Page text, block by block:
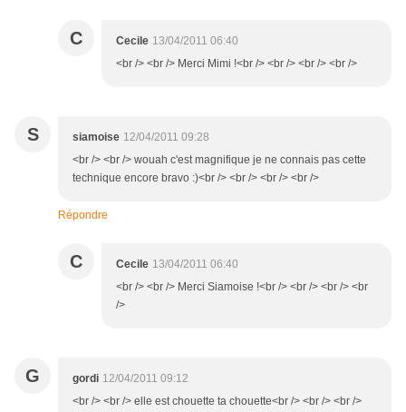
C Cecile 13/04/2011 06:40
<br /> <br /> Merci Mimi !<br /> <br /> <br /> <br />
S siamoise 12/04/2011 09:28
<br /> <br /> wouah c'est magnifique je ne connais pas cette
technique encore bravo :)<br /> <br /> <br /> <br />
Répondre
C Cecile 13/04/2011 06:40
<br /> <br /> Merci Siamoise !<br /> <br /> <br /> <br
/>
G gordi 12/04/2011 09:12
<br /> <br /> elle est chouette ta chouette<br /> <br /> <br />